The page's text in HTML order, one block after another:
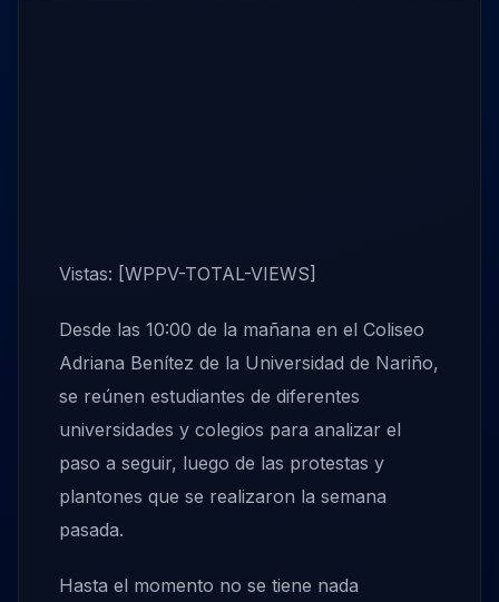
Vistas: [WPPV-TOTAL-VIEWS]
Desde las 10:00 de la mañana en el Coliseo
Adriana Benítez de la Universidad de Nariño,
se reúnen estudiantes de diferentes
universidades y colegios para analizar el
paso a seguir, luego de las protestas y
plantones que se realizaron la semana
pasada.
Hasta el momento no se tiene nada